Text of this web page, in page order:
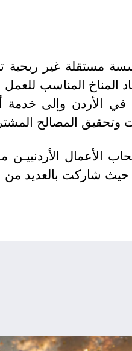
المناسب
في الأردن وإلى
وتحقيق المصالح
الأعمال الأردنييـن
شاركت بالعديد من